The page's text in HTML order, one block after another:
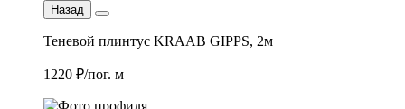
Назад
Теневой плинтус KRAAB GIPPS, 2м
1220 ₽/пог. м